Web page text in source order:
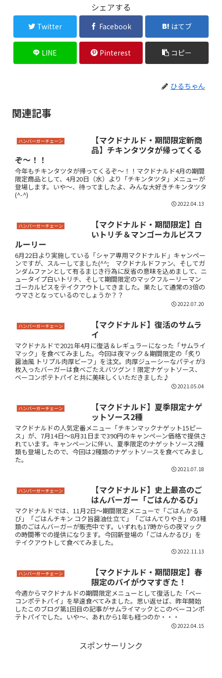
シェアする
Twitter Facebook はてブ
LINE Pinterest コピー
ひるちゃん
関連記事
ハンバーガーチェーン
【マクドナルド・期間限定新商
品】チキンタツタが帰ってくる
ぞ～！！
今年もチキンタツタが帰ってくるぞ～！！マクドナルド4月の期間
限定商品として、4月20日（水）より「チキンタツタ」メニューが
登場します。いや～、待ってましたよ、みんな大好きチキンタツタ
(^-^)
2022.04.13
ハンバーガーチェーン
【マクドナルド・期間限定】白
いトリチ＆マンゴーカルピスフ
ルーリー
6月22日より実施している「シャア専用マクドナルド」キャンペー
ンですが、スルーしてました(^^; マクドナルドファン、そしてガ
ンダムファンとして有るまじき行為に反省の意味を込めまして、ニ
ュータイプ白いトリチ、そして期間限定のマックフルーリーマン
ゴーカルピスをテイクアウトしてきました。果たして通常の3倍の
ウマさとなっているのでしょうか？？
2022.07.20
ハンバーガーチェーン
【マクドナルド】復活のサムラ
イ
マクドナルドで2021年4月に復活＆レギュラーになった「サムライ
マック」を食べてみました。今回は夜マック＆期間限定の「炙り
醤油風 トリプル肉厚ビーフ」を注文。肉厚ジューシーなパティが3
枚入ったバーガーは食べごたえバツグン！限定ナゲットソース、
ベーコンポテトパイと共に美味しくいただきました♪
2021.05.04
ハンバーガーチェーン
【マクドナルド】夏季限定ナゲ
ットソース2種
マクドナルドの人気定番メニュー「チキンマックナゲット15ピー
ス」が、7月14日～8月31日まで390円のキャンペーン価格で提供さ
れています。キャンペーンに伴い、夏季限定のナゲットソース2種
類も登場したので、今回は2種類のナゲットソースを食べてみまし
た。
2021.07.18
ハンバーガーチェーン
【マクドナルド】史上最高のご
はんバーガー「ごはんかるび」
マクドナルドでは、11月2日～期間限定メニューで「ごはんかる
び」「ごはんチキン コク旨醤油仕立て」「ごはんてりやき」の3種
類のごはんバーガーが販売中です。いずれも17時からの夜マック
の時間帯での提供になります。今回新登場の「ごはんかるび」を
テイクアウトして食べてみました。
2022.11.13
ハンバーガーチェーン
【マクドナルド・期間限定】春
限定のパイがウマすぎた！
今週からマクドナルドの期間限定メニューとして復活した「ベー
コンポテトパイ」を早速食べてみました。思い返せば、昨年開始
したこのブログ第1回目の記事がサムライマックとこのベーコンポ
テトパイでした。いや～、あれから1年も経つのか・・・
2022.04.15
スポンサーリンク